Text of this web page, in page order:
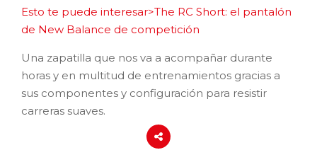
Esto te puede interesar>The RC Short: el pantalón
de New Balance de competición
Una zapatilla que nos va a acompañar durante
horas y en multitud de entrenamientos gracias a
sus componentes y configuración para resistir
carreras suaves.